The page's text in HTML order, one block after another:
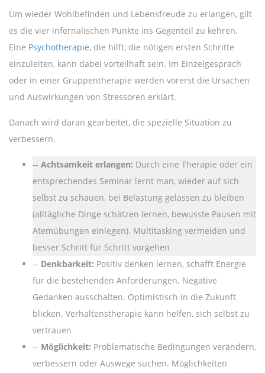
Um wieder Wohlbefinden und Lebensfreude zu erlangen, gilt
es die vier infernalischen Punkte ins Gegenteil zu kehren.
Eine Psychotherapie, die hilft, die nötigen ersten Schritte
einzuleiten, kann dabei vorteilhaft sein. Im Einzelgespräch
oder in einer Gruppentherapie werden vorerst die Ursachen
und Auswirkungen von Stressoren erklärt.
Danach wird daran gearbeitet, die spezielle Situation zu
verbessern.
Achtsamkeit erlangen: Durch eine Therapie oder ein
entsprechendes Seminar lernt man, wieder auf sich
selbst zu schauen, bei Belastung gelassen zu bleiben
(alltägliche Dinge schätzen lernen, bewusste Pausen mit
Atemübungen einlegen). Multitasking vermeiden und
besser Schritt für Schritt vorgehen
Denkbarkeit: Positiv denken lernen, schafft Energie
für die bestehenden Anforderungen. Negative
Gedanken ausschalten. Optimistisch in die Zukunft
blicken. Verhaltenstherapie kann helfen, sich selbst zu
vertrauen
Möglichkeit: Problematische Bedingungen verändern,
verbessern oder Auswege suchen. Möglichkeiten